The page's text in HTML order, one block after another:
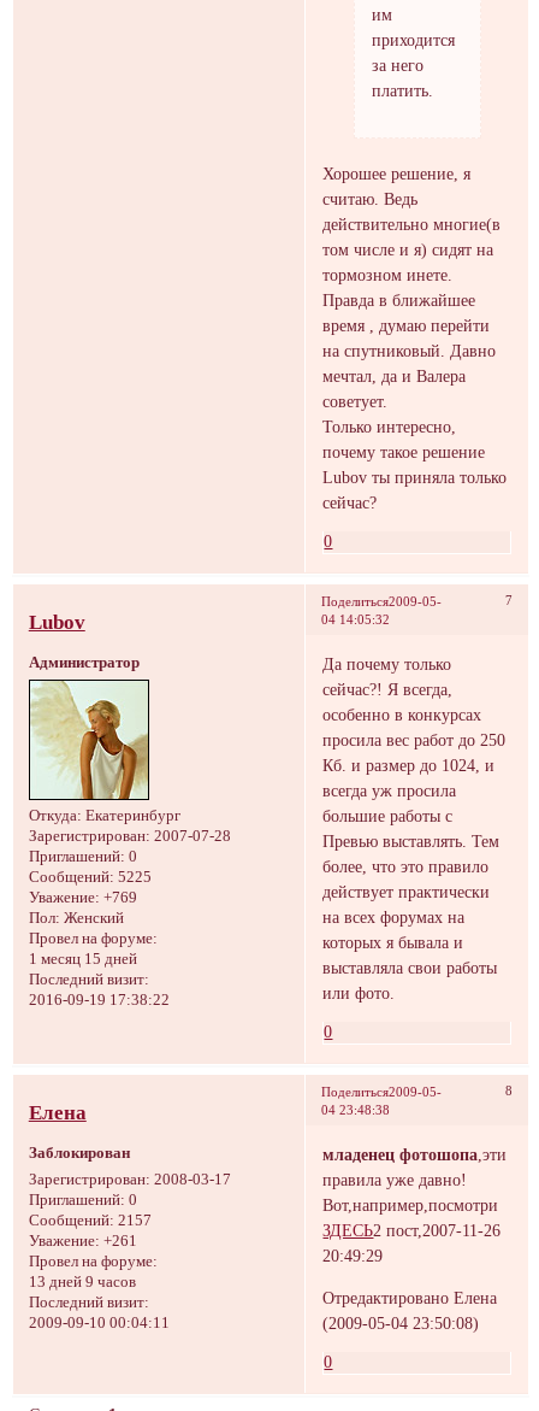
им
приходится
за него
платить.
Хорошее решение, я
считаю. Ведь
действительно многие(в
том числе и я) сидят на
тормозном инете.
Правда в ближайшее
время , думаю перейти
на спутниковый. Давно
мечтал, да и Валера
советует.
Только интересно,
почему такое решение
Lubov ты приняла только
сейчас?
0
Поделиться 7
2009-05-
04 14:05:32
Lubov
Администратор
Откуда: Екатеринбург
Зарегистрирован: 2007-07-28
Приглашений: 0
Сообщений: 5225
Уважение: +769
Пол: Женский
Провел на форуме:
1 месяц 15 дней
Последний визит:
2016-09-19 17:38:22
Да почему только
сейчас?! Я всегда,
особенно в конкурсах
просила вес работ до 250
Кб. и размер до 1024, и
всегда уж просила
большие работы с
Превью выставлять. Тем
более, что это правило
действует практически
на всех форумах на
которых я бывала и
выставляла свои работы
или фото.
0
Поделиться 8
2009-05-
04 23:48:38
Елена
Заблокирован
Зарегистрирован: 2008-03-17
Приглашений: 0
Сообщений: 2157
Уважение: +261
Провел на форуме:
13 дней 9 часов
Последний визит:
2009-09-10 00:04:11
младенец фотошопа ,эти
правила уже давно!
Вот,например,посмотри
ЗДЕСЬ2 пост,2007-11-26
20:49:29
Отредактировано Елена
(2009-05-04 23:50:08)
0